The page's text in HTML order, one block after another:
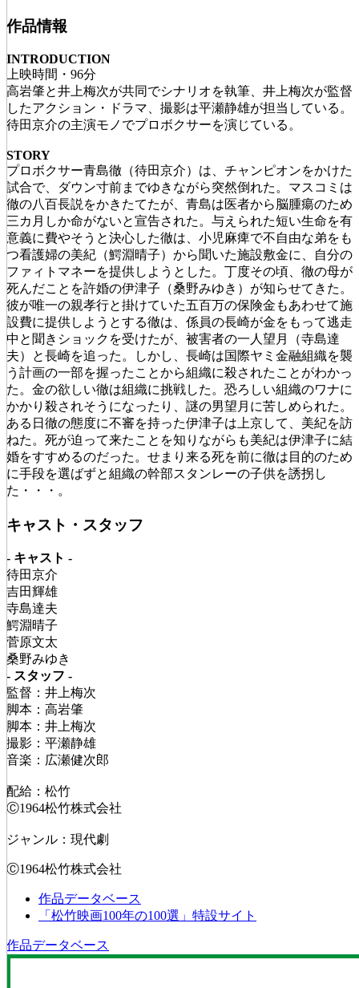
作品情報
INTRODUCTION
上映時間・96分
高岩肇と井上梅次が共同でシナリオを執筆、井上梅次が監督
したアクション・ドラマ、撮影は平瀬静雄が担当している。
待田京介の主演モノでプロボクサーを演じている。
STORY
プロボクサー青島徹（待田京介）は、チャンピオンをかけた
試合で、ダウン寸前までゆきながら突然倒れた。マスコミは
徹の八百長説をかきたてたが、青島は医者から脳腫瘍のため
三カ月しか命がないと宣告された。与えられた短い生命を有
意義に費やそうと決心した徹は、小児麻痺で不自由な弟をも
つ看護婦の美紀（鰐淵晴子）から聞いた施設敷金に、自分の
ファィトマネーを提供しようとした。丁度その頃、徹の母が
死んだことを許婚の伊津子（桑野みゆき）が知らせてきた。
彼が唯一の親孝行と掛けていた五百万の保険金もあわせて施
設費に提供しようとする徹は、係員の長崎が金をもって逃走
中と聞きショックを受けたが、被害者の一人望月（寺島達
夫）と長崎を追った。しかし、長崎は国際ヤミ金融組織を襲
う計画の一部を握ったことから組織に殺されたことがわかっ
た。金の欲しい徹は組織に挑戦した。恐ろしい組織のワナに
かかり殺されそうになったり、謎の男望月に苦しめられた。
ある日徹の態度に不審を持った伊津子は上京して、美紀を訪
ねた。死が迫って来たことを知りながらも美紀は伊津子に結
婚をすすめるのだった。せまり来る死を前に徹は目的のため
に手段を選ばずと組織の幹部スタンレーの子供を誘拐し
た・・・。
キャスト・スタッフ
- キャスト -
待田京介
吉田輝雄
寺島達夫
鰐淵晴子
菅原文太
桑野みゆき
- スタッフ -
監督：井上梅次
脚本：高岩肇
脚本：井上梅次
撮影：平瀬静雄
音楽：広瀬健次郎
配給：松竹
Ⓒ1964松竹株式会社
ジャンル：現代劇
Ⓒ1964松竹株式会社
作品データベース
「松竹映画100年の100選」特設サイト
作品データベース